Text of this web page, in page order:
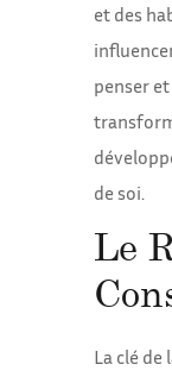
et des
penser
de soi.
Le
La clé de